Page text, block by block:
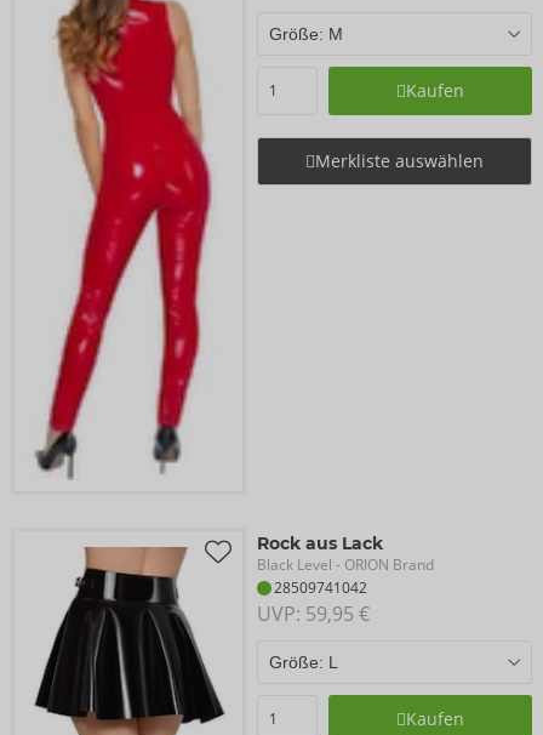
Kaufen
Merkliste auswählen
Rock aus Lack
Black Level - ORION Brand
28509741042
UVP: 59,95 €
Kaufen